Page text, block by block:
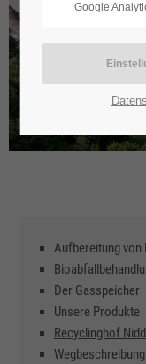
Aufbereitung von
Der Gasspeicher
Unsere Produkte
Recyclinghof
Wegbeschreibung
Google